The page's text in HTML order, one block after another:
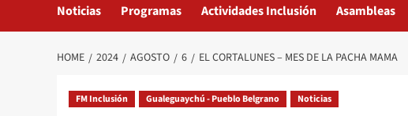
Noticias Programas Actividades Inclusión Asambleas
HOME 2024 AGOSTO 6 EL CORTALUNES – MES DE LA PACHA MAMA
FM Inclusión Gualeguaychú - Pueblo Belgrano Noticias